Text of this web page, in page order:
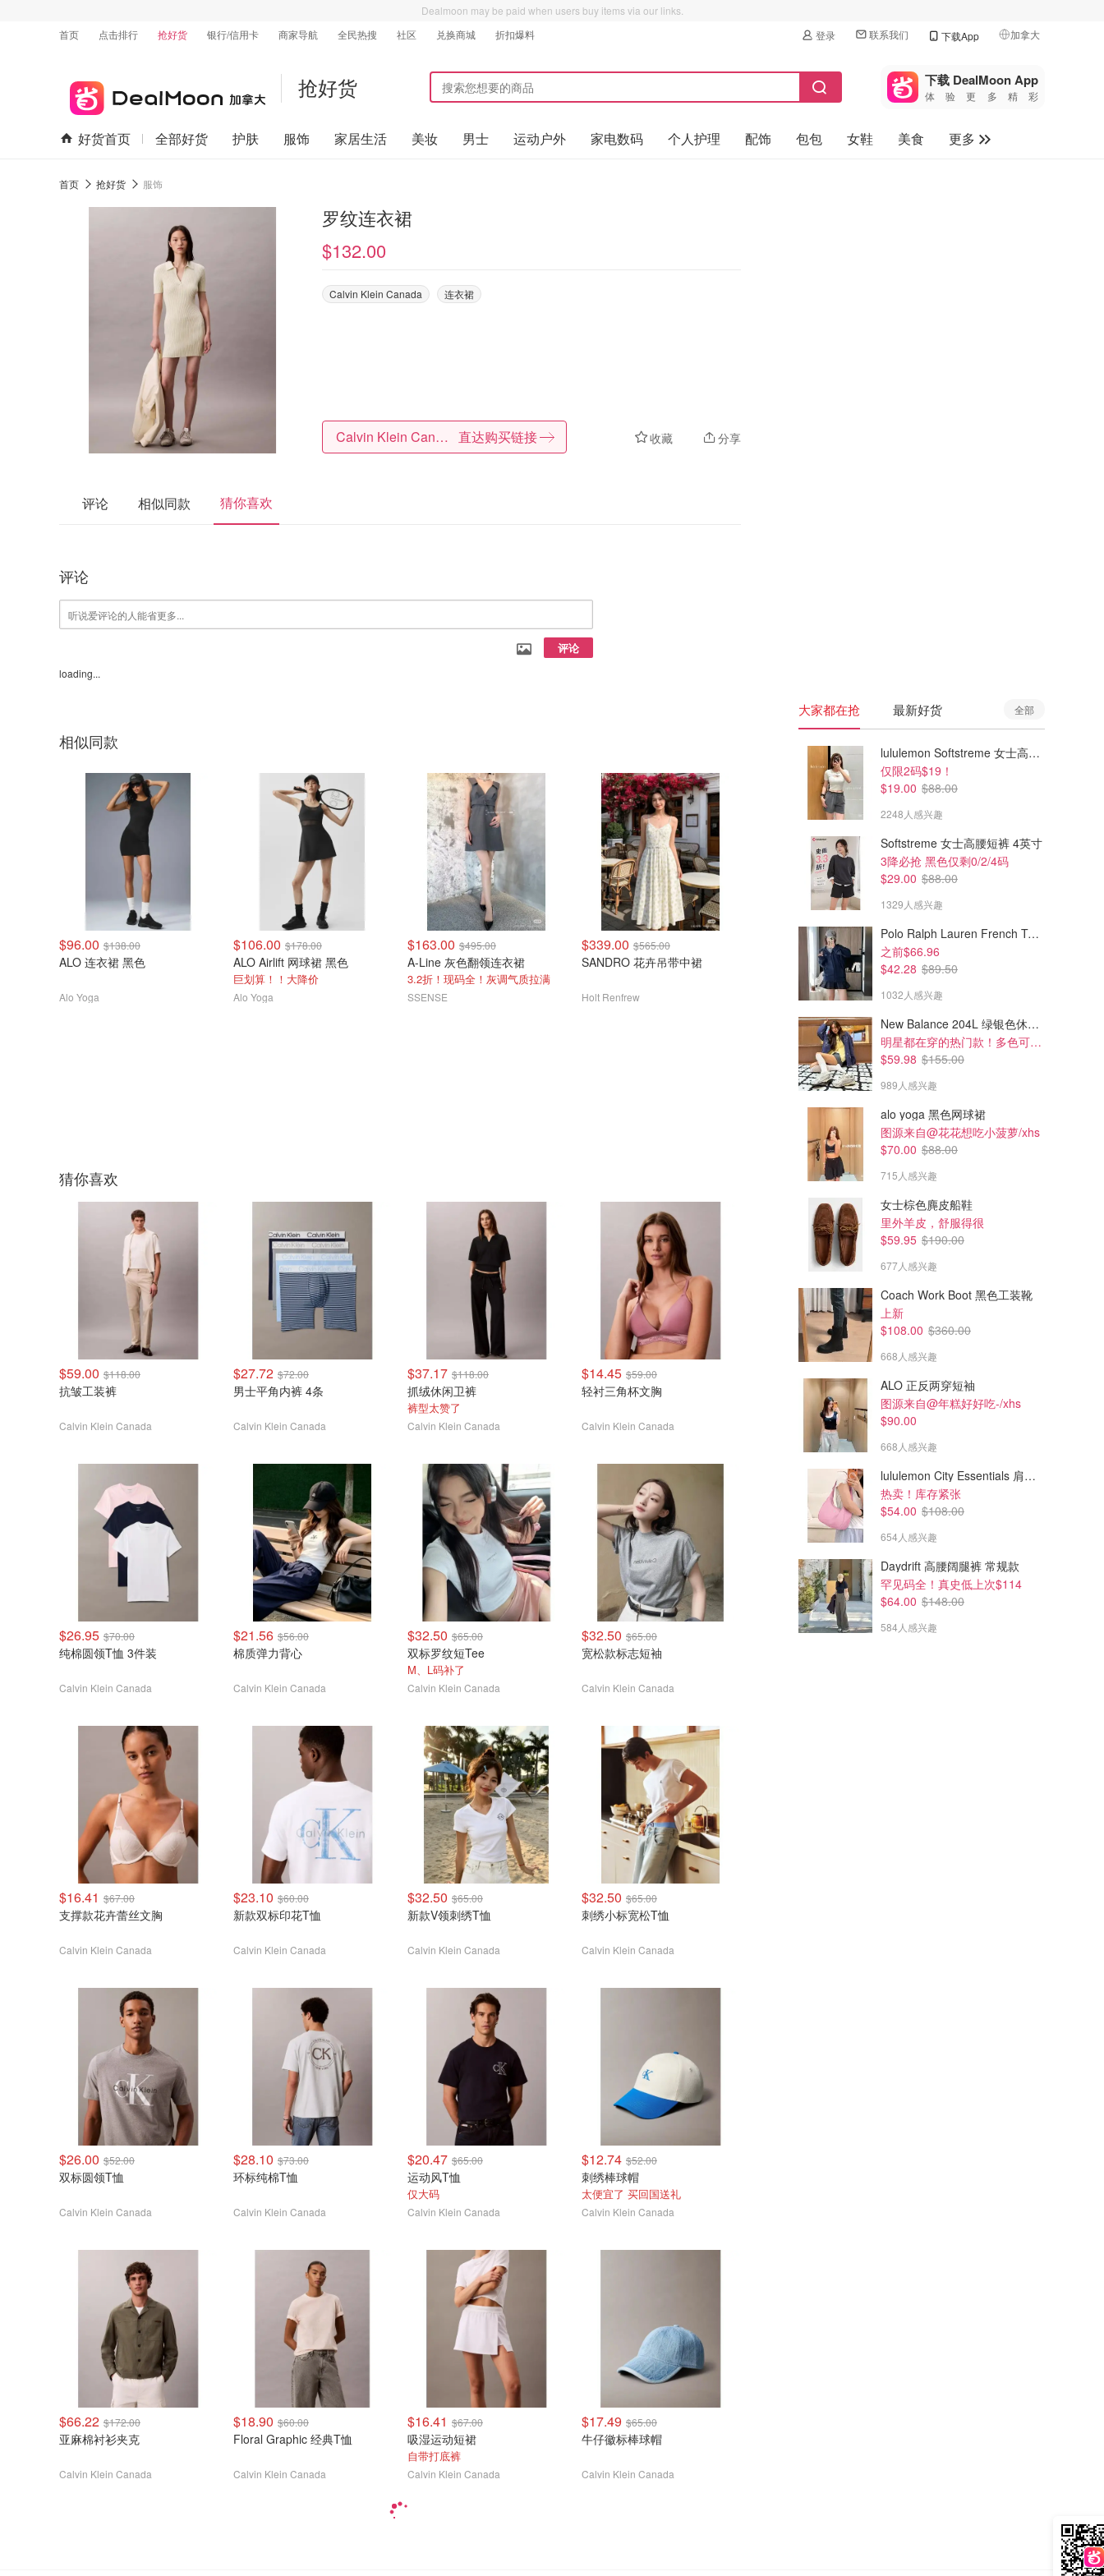
Dealmoon may be paid when users buy items via our links.
首页
点击排行 抢好货 银行/信用卡 商家导航 全民热搜 社区 兑换商城 折扣爆料 登录 联系我们 下载App 加拿大
🇺🇸
美国
🇨🇳中国
🇨🇦加拿大
抢好货 下载 DealMoon App
体验更多精彩
好货首页 全部好货 护肤 服饰 家居生活 美妆 男士 运动户外 家电数码 个人护理 配饰 包包 女鞋 美食
更多
首页 抢好货 服饰
罗纹连衣裙
$132.00
Calvin Klein Canada 连衣裙
收藏 分享
Calvin Klein Canada 直达购买链接
评论 相似同款 猜你喜欢
评论
评论
loading...
相似同款
$96.00 $138.00
ALO 连衣裙 黑色
Alo Yoga
$106.00 $178.00
ALO Airlift 网球裙 黑色
巨划算！！大降价
Alo Yoga
$163.00 $495.00
A-Line 灰色翻领连衣裙
3.2折！现码全！灰调气质拉满
SSENSE
$339.00 $565.00
SANDRO 花卉吊带中裙
Holt Renfrew
$390.00
SANDRO 拼色迷你连衣裙
Holt Renfrew
$199.00
REFORMATION Afton 花卉连
衣裙
Holt Renfrew
猜你喜欢
$59.00 $118.00
抗皱工装裤
Calvin Klein Canada
$27.72 $72.00
男士平角内裤 4条
Calvin Klein Canada
$37.17 $118.00
抓绒休闲卫裤
裤型太赞了
Calvin Klein Canada
$14.45 $59.00
轻衬三角杯文胸
Calvin Klein Canada
$26.95 $70.00
纯棉圆领T恤 3件装
Calvin Klein Canada
$21.56 $56.00
棉质弹力背心
Calvin Klein Canada
$32.50 $65.00
双标罗纹短Tee
M、L码补了
Calvin Klein Canada
$32.50 $65.00
宽松款标志短袖
Calvin Klein Canada
$16.41 $67.00
支撑款花卉蕾丝文胸
Calvin Klein Canada
$23.10 $60.00
新款双标印花T恤
Calvin Klein Canada
$32.50 $65.00
新款V领刺绣T恤
Calvin Klein Canada
$32.50 $65.00
刺绣小标宽松T恤
Calvin Klein Canada
$26.00 $52.00
双标圆领T恤
Calvin Klein Canada
$28.10 $73.00
环标纯棉T恤
Calvin Klein Canada
$20.47 $65.00
运动风T恤
仅大码
Calvin Klein Canada
$12.74 $52.00
刺绣棒球帽
太便宜了 买回国送礼
Calvin Klein Canada
$66.22 $172.00
亚麻棉衬衫夹克
Calvin Klein Canada
$18.90 $60.00
Floral Graphic 经典T恤
Calvin Klein Canada
$16.41 $67.00
吸湿运动短裙
自带打底裤
Calvin Klein Canada
$17.49 $65.00
牛仔徽标棒球帽
Calvin Klein Canada
大家都在抢 最新好货 全部
lululemon Softstreme 女士高腰短裤 10cm
仅限2码$19！
$19.00 $88.00
2248人感兴趣
Softstreme 女士高腰短裤 4英寸
3降必抢 黑色仅剩0/2/4码
$29.00 $88.00
1329人感兴趣
Polo Ralph Lauren French Terry 女童连帽卫衣 7-16码
之前$66.96
$42.28 $89.50
1032人感兴趣
New Balance 204L 绿银色休闲鞋
明星都在穿的热门款！多色可选 3.8折
$59.98 $155.00
989人感兴趣
alo yoga 黑色网球裙
图源来自@花花想吃小菠萝/xhs
$70.00 $88.00
715人感兴趣
女士棕色麂皮船鞋
里外羊皮，舒服得很
$59.95 $190.00
677人感兴趣
Coach Work Boot 黑色工装靴
上新
$108.00 $360.00
668人感兴趣
ALO 正反两穿短袖
图源来自@年糕好好吃-/xhs
$90.00
668人感兴趣
lululemon City Essentials 肩背包 4L
热卖！库存紧张
$54.00 $108.00
654人感兴趣
Daydrift 高腰阔腿裤 常规款
罕见码全！真史低上次$114
$64.00 $148.00
584人感兴趣